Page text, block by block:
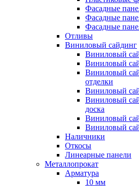
Фасадные
Фасадные
Фасадные
Отливы
Виниловый сайдинг
Виниловый
Виниловый
Виниловый
отделки
Виниловый
Виниловый
доска
Виниловый
Виниловый
Наличники
Откосы
Линеарные панели
Металлопрокат
Арматура
10 мм